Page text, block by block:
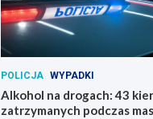
POLICJA WYPADKI
Alkohol na drogach: 43
zatrzymanych podczas